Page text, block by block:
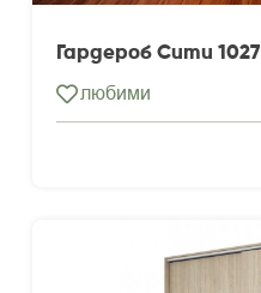
Гардероб Сити 1027
любими